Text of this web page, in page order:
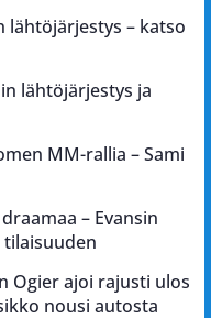
lähtöjärjestys – katso
lähtöjärjestys ja
MM-rallia – Sami
– Evansin
tilaisuuden
Ogier ajoi rajusti ulos
nousi autosta